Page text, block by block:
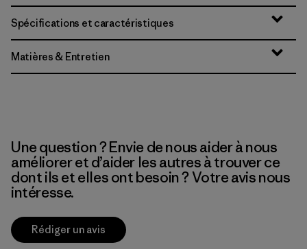
Spécifications et caractéristiques
Matières & Entretien
Une question ? Envie de nous aider à nous
améliorer et d’aider les autres à trouver ce
dont ils et elles ont besoin ? Votre avis nous
intéresse.
Rédiger un avis